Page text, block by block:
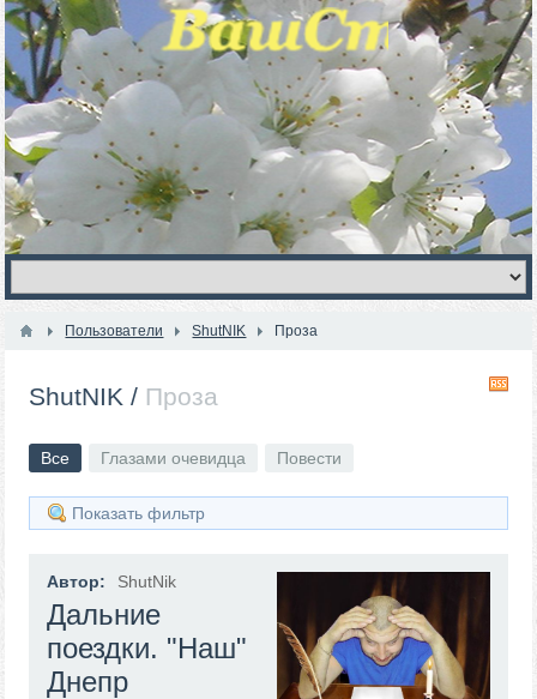
Пользователи ShutNIK Проза
ShutNIK / Проза
Все Глазами очевидца Повести
Показать фильтр
Автор: ShutNik
Дальние
поездки. "Наш"
Днепр